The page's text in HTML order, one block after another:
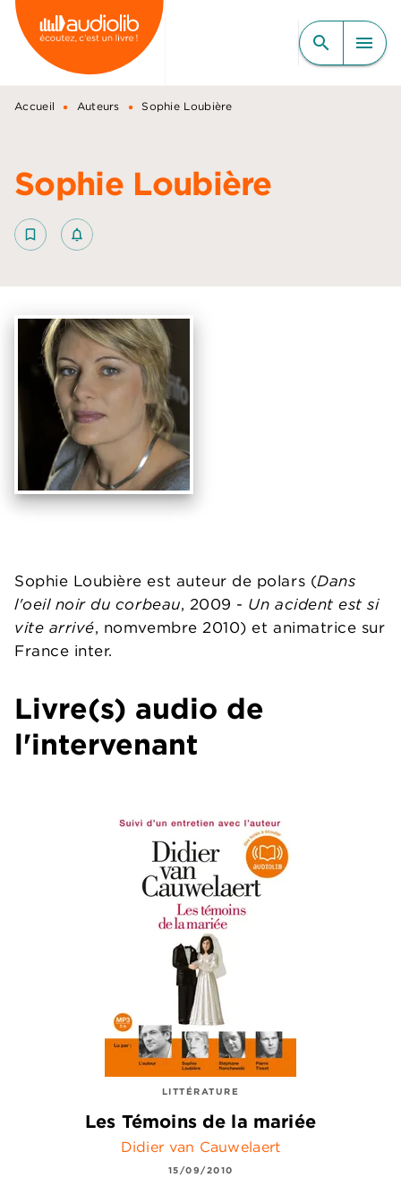
MENU RECHERCHE
CONTENU
PIED DE PAGE
search menu
Accueil • Auteurs • Sophie Loubière
Sophie Loubière
bookmark_border notifications_none_outlined
Sophie Loubière est auteur de polars (Dans
l'oeil noir du corbeau, 2009 - Un acident est si
vite arrivé, nomvembre 2010) et animatrice sur
France inter.
Livre(s) audio de
l'intervenant
LITTÉRATURE
Les Témoins de la mariée
Didier van Cauwelaert
15/09/2010